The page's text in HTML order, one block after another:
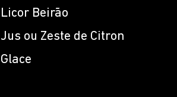
Licor Beirão
Jus ou Zeste de Citron
Glace